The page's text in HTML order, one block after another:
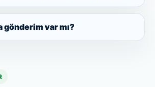
gönderim var mı?